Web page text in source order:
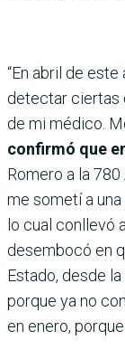
“En abril de
detectar ciertas
de mi médico.
confirmó que
Romero a la 780
me sometí a
lo cual conllevó
desembocó en
Estado, desde
porque ya no
en enero,